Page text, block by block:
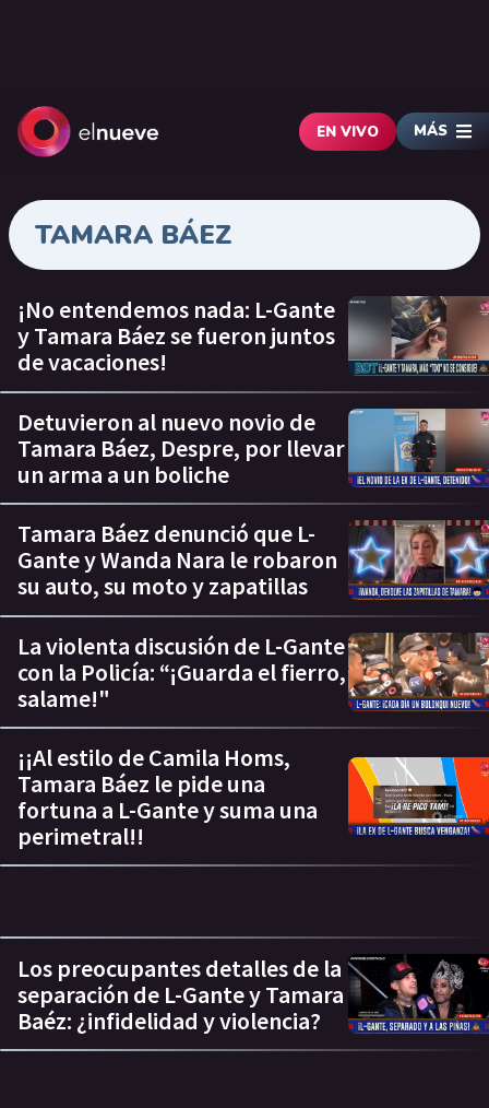
EN VIVO MÁS
TAMARA BÁEZ
¡No entendemos nada: L-Gante
y Tamara Báez se fueron juntos
de vacaciones!
Detuvieron al nuevo novio de
Tamara Báez, Despre, por llevar
un arma a un boliche
Tamara Báez denunció que L-
Gante y Wanda Nara le robaron
su auto, su moto y zapatillas
La violenta discusión de L-Gante
con la Policía: “¡Guarda el fierro,
salame!"
¡¡Al estilo de Camila Homs,
Tamara Báez le pide una
fortuna a L-Gante y suma una
perimetral!!
Los preocupantes detalles de la
separación de L-Gante y Tamara
Baéz: ¿infidelidad y violencia?